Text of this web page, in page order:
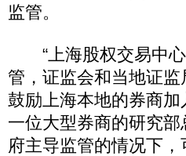
监管。
“上海股权交易中心
管，证监会和当地证
鼓励上海本地的券商
一位大型券商的研究
府主导监管的情况下